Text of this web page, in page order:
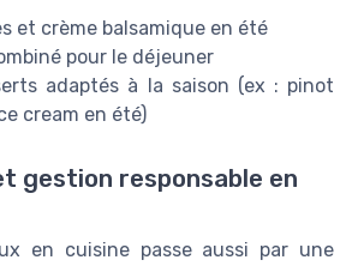
et crème balsamique en été
pour le déjeuner
adaptés à la saison (ex : pinot
cream en été)
gestion responsable en
en cuisine passe aussi par une